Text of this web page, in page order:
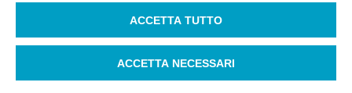
ACCETTA TUTTO
ACCETTA NECESSARI